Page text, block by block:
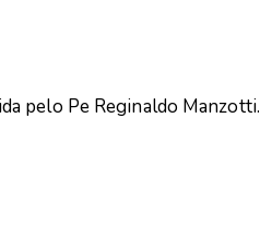
pelo Pe Reginaldo Manzotti.